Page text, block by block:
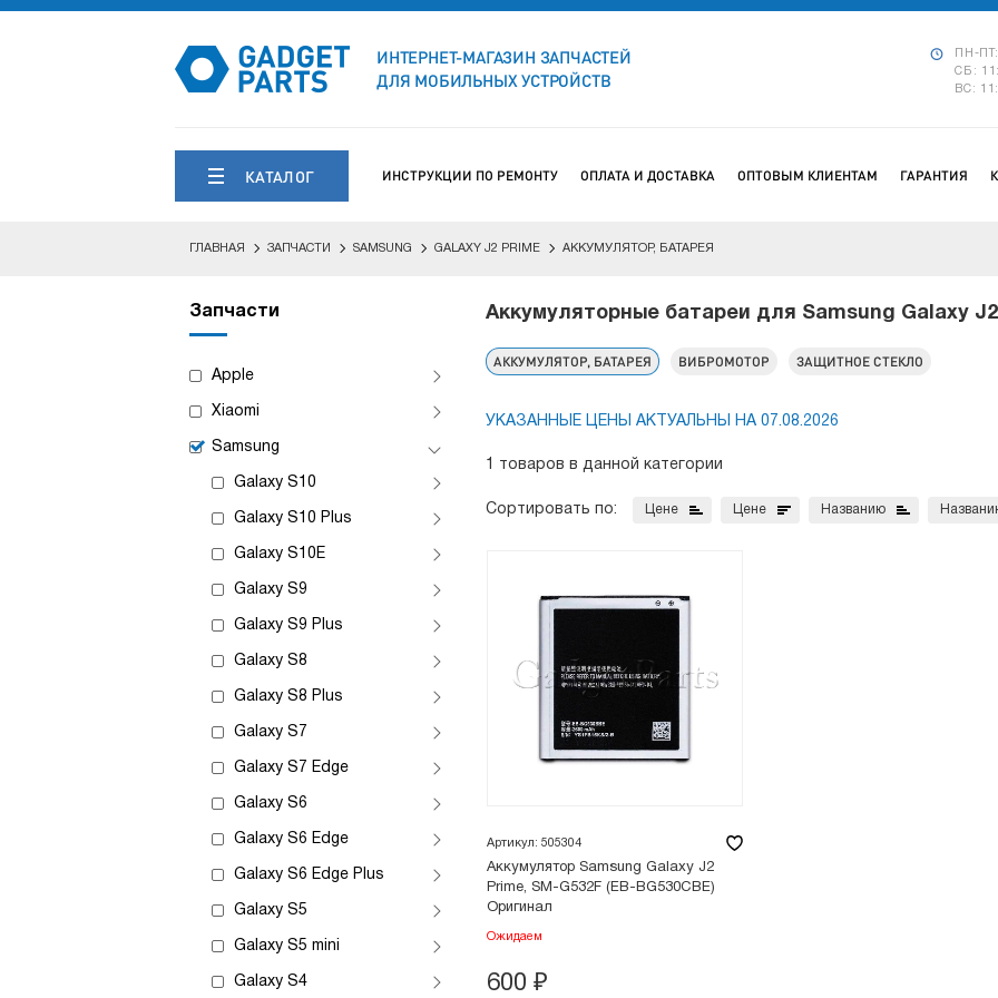
ИНТЕРНЕТ-МАГАЗИН ЗАПЧАСТЕЙ
ДЛЯ МОБИЛЬНЫХ УСТРОЙСТВ
ПН-
СБ:
ВС:
КАТАЛОГ ИНСТРУКЦИИ ПО РЕМОНТУ ОПЛАТА И ДОСТАВКА ОПТОВЫМ КЛИЕНТАМ ГАРАНТИЯ
ГЛАВНАЯ ЗАПЧАСТИ SAMSUNG GALAXY J2 PRIME АККУМУЛЯТОР, БАТАРЕЯ
Запчасти
Apple
Xiaomi
Samsung
Galaxy S10
Galaxy S10 Plus
Galaxy S10E
Galaxy S9
Galaxy S9 Plus
Galaxy S8
Galaxy S8 Plus
Galaxy S7
Galaxy S7 Edge
Galaxy S6
Galaxy S6 Edge
Galaxy S6 Edge Plus
Galaxy S5
Galaxy S5 mini
Galaxy S4
Аккумуляторные батареи для Samsung Galaxy
АККУМУЛЯТОР, БАТАРЕЯ ВИБРОМОТОР ЗАЩИТНОЕ СТЕКЛО
УКАЗАННЫЕ ЦЕНЫ АКТУАЛЬНЫ НА 07.08.2026
1 товаров в данной категории
Сортировать по: Цене Цене Названию
Артикул: 505304
Аккумулятор Samsung Galaxy J2
Prime, SM-G532F (EB-BG530CBE)
Оригинал
Ожидаем
600 ₽